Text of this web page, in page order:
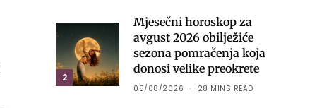
2
Mjesečni horoskop za
avgust 2026 obilježiće
sezona pomračenja koja
donosi velike preokrete
05/08/2026 28 MINS READ